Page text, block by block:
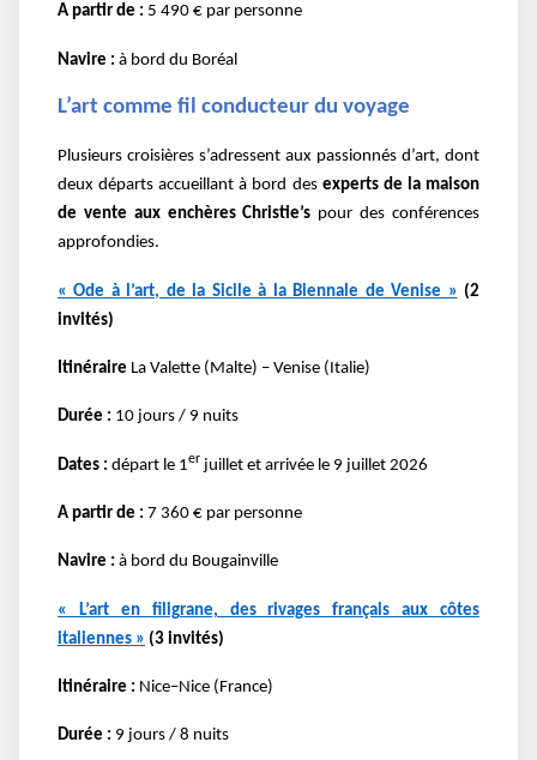
A partir de : 5 490 € par personne
Navire : à bord du Boréal
L’art comme fil conducteur du voyage
Plusieurs croisières s’adressent aux passionnés d’art, dont
deux départs accueillant à bord des experts de la maison
de vente aux enchères Christie’s pour des conférences
approfondies.
« Ode à l’art, de la Sicile à la Biennale de Venise » (2
invités)
Itinéraire La Valette (Malte) – Venise (Italie)
Durée : 10 jours / 9 nuits
Dates : départ le 1er juillet et arrivée le 9 juillet 2026
A partir de : 7 360 € par personne
Navire : à bord du Bougainville
« L’art en filigrane, des rivages français aux côtes
italiennes » (3 invités)
Itinéraire : Nice–Nice (France)
Durée : 9 jours / 8 nuits